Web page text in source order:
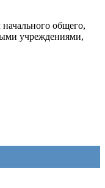
общего,
учреждениями,